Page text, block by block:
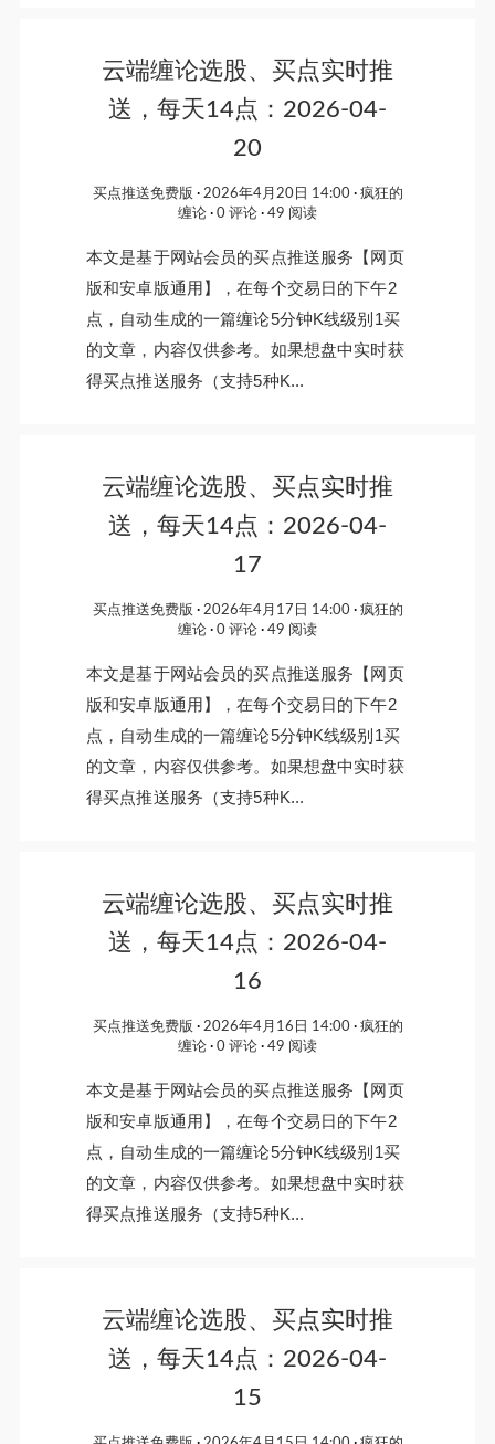
云端缠论选股、买点实时推
送，每天14点：2026-04-
20
买点推送免费版 2026年4月20日 14:00
疯狂的
缠论
0 评论 49 阅读
本文是基于网站会员的买点推送服务【网页
版和安卓版通用】，在每个交易日的下午2
点，自动生成的一篇缠论5分钟K线级别1买
的文章，内容仅供参考。如果想盘中实时获
得买点推送服务（支持5种K...
云端缠论选股、买点实时推
送，每天14点：2026-04-
17
买点推送免费版 2026年4月17日 14:00
疯狂的
缠论
0 评论 49 阅读
本文是基于网站会员的买点推送服务【网页
版和安卓版通用】，在每个交易日的下午2
点，自动生成的一篇缠论5分钟K线级别1买
的文章，内容仅供参考。如果想盘中实时获
得买点推送服务（支持5种K...
云端缠论选股、买点实时推
送，每天14点：2026-04-
16
买点推送免费版 2026年4月16日 14:00
疯狂的
缠论
0 评论 49 阅读
本文是基于网站会员的买点推送服务【网页
版和安卓版通用】，在每个交易日的下午2
点，自动生成的一篇缠论5分钟K线级别1买
的文章，内容仅供参考。如果想盘中实时获
得买点推送服务（支持5种K...
云端缠论选股、买点实时推
送，每天14点：2026-04-
15